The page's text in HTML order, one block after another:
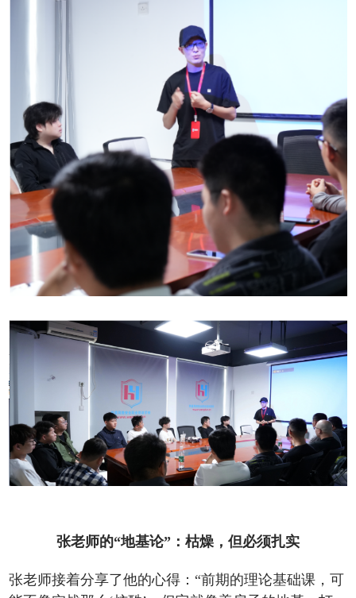
张老师的“地基论”：枯燥，但必须扎实
张老师接着分享了他的心得：“前期的理论基础课，可